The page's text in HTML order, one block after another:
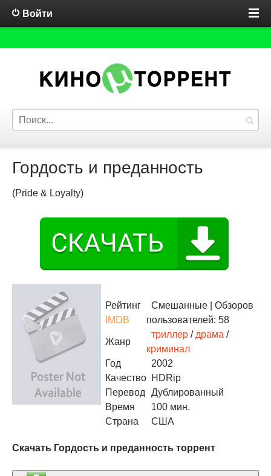
Войти
Гордость и преданность
(Pride & Loyalty)
Рейтинг
IMDB
Смешанные | Обзоров
пользователей: 58
Жанр
триллер / драма /
криминал
Год
2002
Качество HDRip
Перевод
Дублированный
Время
100 мин.
Страна
США
Скачать Гордость и преданность торрент